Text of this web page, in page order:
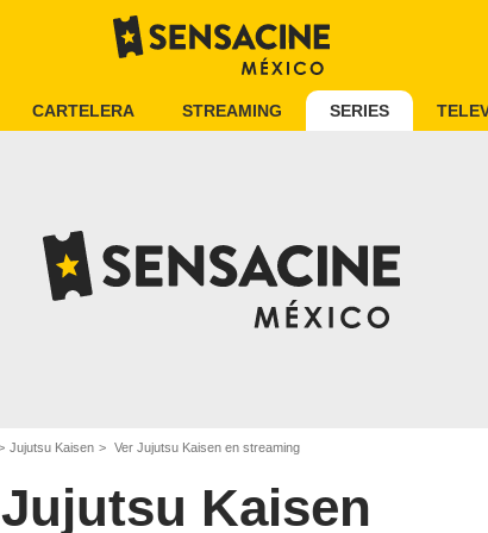
CARTELERA STREAMING SERIES
Jujutsu Kaisen Ver Jujutsu Kaisen en streaming
Jujutsu Kaisen